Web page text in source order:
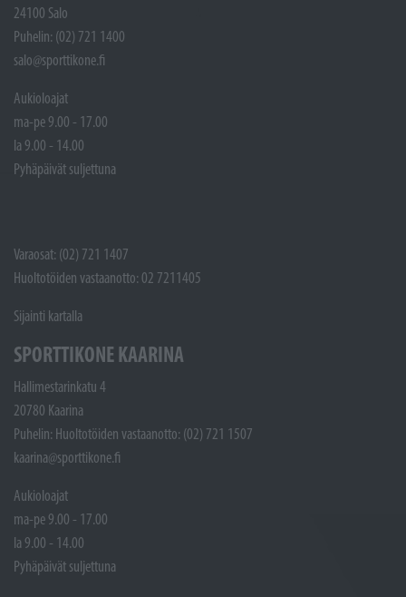
24100 Salo
Puhelin: (02) 721 1400
salo@sporttikone.fi
Aukioloajat
ma-pe 9.00 - 17.00
la 9.00 - 14.00
Pyhäpäivät suljettuna
Varaosat: (02) 721 1407
Huoltotöiden vastaanotto: 02 7211405
Sijainti kartalla
SPORTTIKONE KAARINA
Hallimestarinkatu 4
20780 Kaarina
Puhelin: Huoltotöiden vastaanotto: (02) 721 1507
kaarina@sporttikone.fi
Aukioloajat
ma-pe 9.00 - 17.00
la 9.00 - 14.00
Pyhäpäivät suljettuna